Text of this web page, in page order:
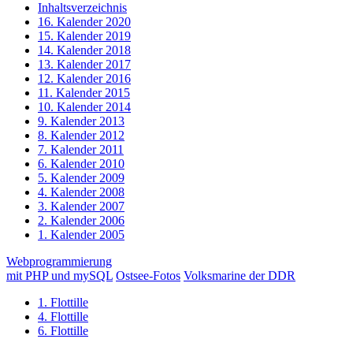
Inhaltsverzeichnis
16. Kalender 2020
15. Kalender 2019
14. Kalender 2018
13. Kalender 2017
12. Kalender 2016
11. Kalender 2015
10. Kalender 2014
9. Kalender 2013
8. Kalender 2012
7. Kalender 2011
6. Kalender 2010
5. Kalender 2009
4. Kalender 2008
3. Kalender 2007
2. Kalender 2006
1. Kalender 2005
Webprogrammierung
mit PHP und mySQL Ostsee-Fotos Volksmarine der DDR
1. Flottille
4. Flottille
6. Flottille